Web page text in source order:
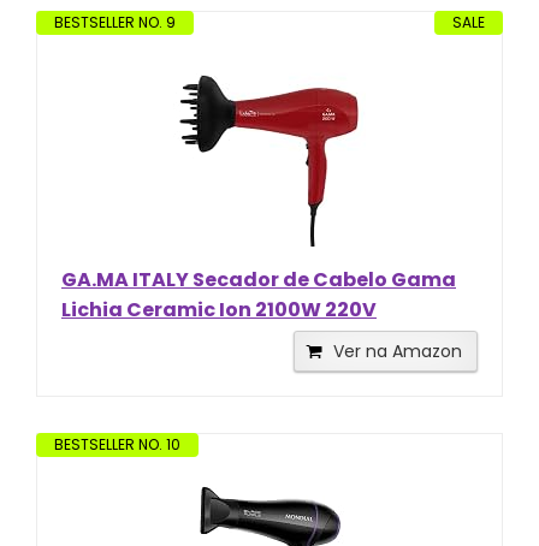
SALE
BESTSELLER NO. 9
GA.MA ITALY Secador de Cabelo Gama
Lichia Ceramic Ion 2100W 220V
Ver na Amazon
BESTSELLER NO. 10